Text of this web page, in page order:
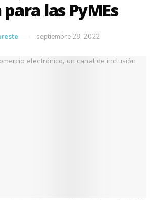
las PyMEs
septiembre 28, 2022